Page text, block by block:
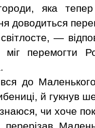
яка
доводиться
—
міг перемогти
до
й гукнув
чи хоче